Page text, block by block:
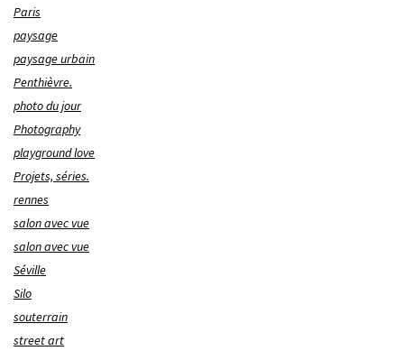
Paris
paysage
paysage urbain
Penthièvre.
photo du jour
Photography
playground love
Projets, séries.
rennes
salon avec vue
salon avec vue
Séville
Silo
souterrain
street art